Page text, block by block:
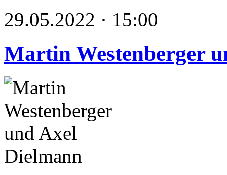
29.05.2022 · 15:00
Martin Westenberger